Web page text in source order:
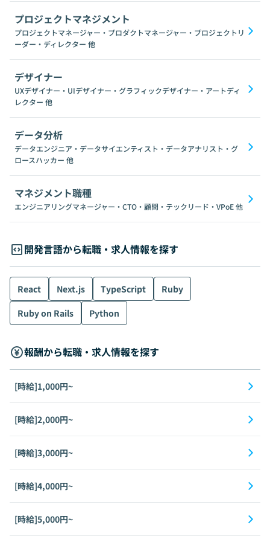
プロジェクトマネジメント
プロジェクトマネージャー・プロダクトマネージャー・プロジェクトリ
ーダー・ディレクター 他
デザイナー
UXデザイナー・UIデザイナー・グラフィックデザイナー・アートディ
レクター 他
データ分析
データエンジニア・データサイエンティスト・データアナリスト・グ
ロースハッカー 他
マネジメント職種
エンジニアリングマネージャー・CTO・顧問・テックリード・VPoE他
開発言語から転職・求人情報を探す
React Next.js TypeScript
Ruby
Ruby on Rails
Python
報酬から転職・求人情報を探す
[時給]1,000円~
[時給]2,000円~
[時給]3,000円~
[時給]4,000円~
[時給]5,000円~